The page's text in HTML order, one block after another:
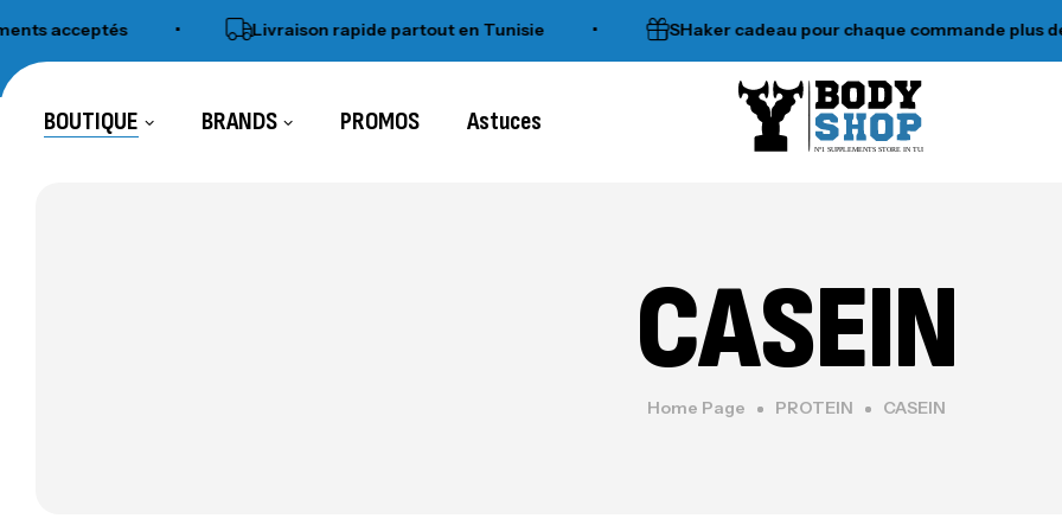
• Livraison rapide partout en Tunisie • SHaker cadeau pour chaque commande plus de
BOUTIQUE BRANDS PROMOS Astuces
N°1 SUPPLEMENTS STORE IN TUNISIA
CASEIN
Home Page PROTEIN CASEIN